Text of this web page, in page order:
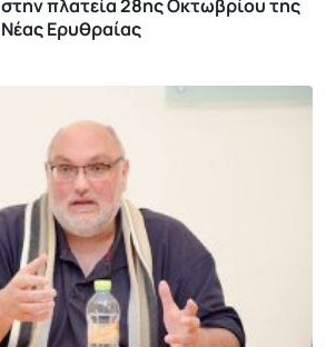
στην πλατεία 28ης Οκτωβρίου της
Νέας Ερυθραίας